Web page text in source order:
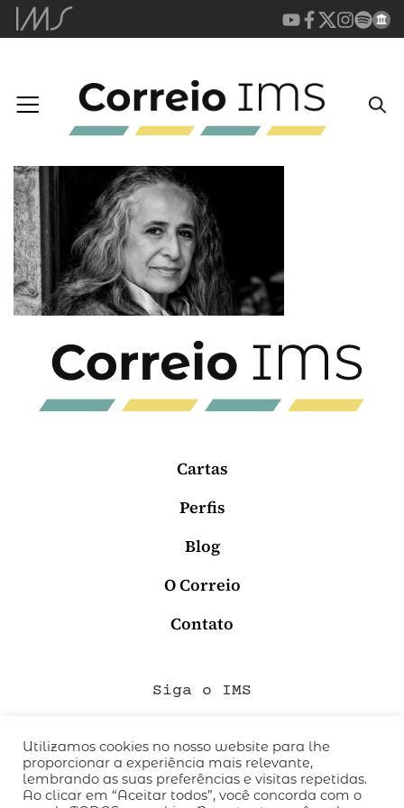
Cartas
Perfis
Blog
O Correio
Contato
Siga o IMS
QUEM SOMOS
CÓDIGO DE CONDUTA
Utilizamos cookies no nosso website para lhe
proporcionar a experiência mais relevante,
lembrando as suas preferências e visitas repetidas.
Ao clicar em “Aceitar todos”, você concorda com o